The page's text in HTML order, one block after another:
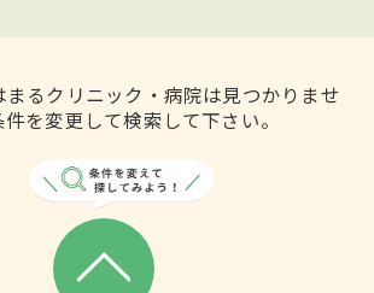
るクリニック・病院は見つかりませ
を変更して検索して下さい。